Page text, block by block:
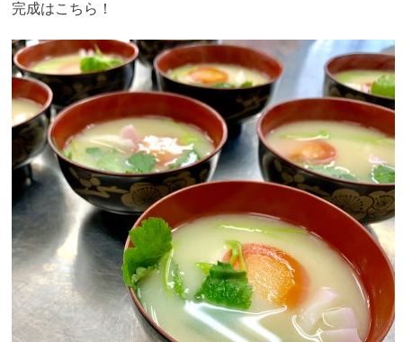
完成はこちら！